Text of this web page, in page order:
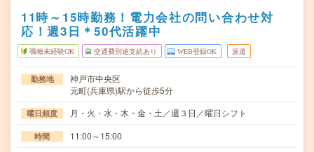
11時～15時勤務！電力会社の問い合わせ対
応！週3日＊50代活躍中
職種未経験OK 交通費別途支給あり WEB登録OK 派遣
勤務地
神戸市中央区
元町(兵庫県)駅から徒歩5分
曜日頻度 月・火・水・木・金・土／週３日／曜日シフト
時間 11:00～15:00